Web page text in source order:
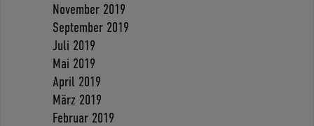
November 2019
September 2019
Juli 2019
Mai 2019
April 2019
März 2019
Februar 2019